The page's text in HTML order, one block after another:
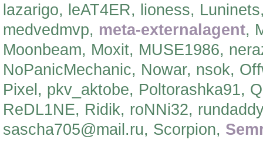
lazarigo, leAT4ER, lioness,
medvedmvp, meta-externalagent,
Moonbeam, Moxit, MUSE1986,
NoPanicMechanic, Nowar, nsok,
Pixel, pkv_aktobe, Poltorashka91,
ReDL1NE, Ridik, roNNi32,
sascha705@mail.ru, Scorpion,